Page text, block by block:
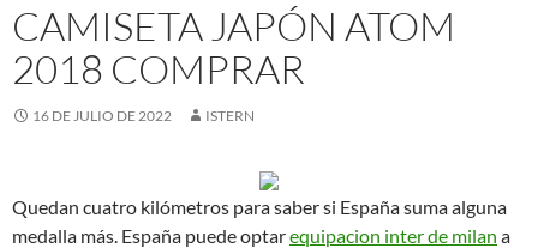
CAMISETA JAPÓN ATOM
2018 COMPRAR
16 DE JULIO DE 2022 ISTERN
Quedan cuatro kilómetros para saber si España suma alguna
medalla más. España puede optarequipacion inter de milan a